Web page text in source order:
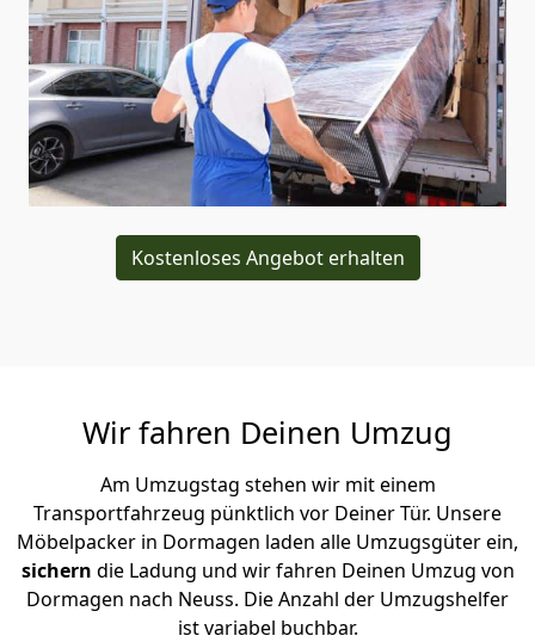
Kostenloses Angebot erhalten
Wir fahren Deinen Umzug
Am Umzugstag stehen wir mit einem
Transportfahrzeug pünktlich vor Deiner Tür. Unsere
Möbelpacker in Dormagen laden alle Umzugsgüter ein,
sichern die Ladung und wir fahren Deinen Umzug von
Dormagen nach Neuss. Die Anzahl der Umzugshelfer
ist variabel buchbar.